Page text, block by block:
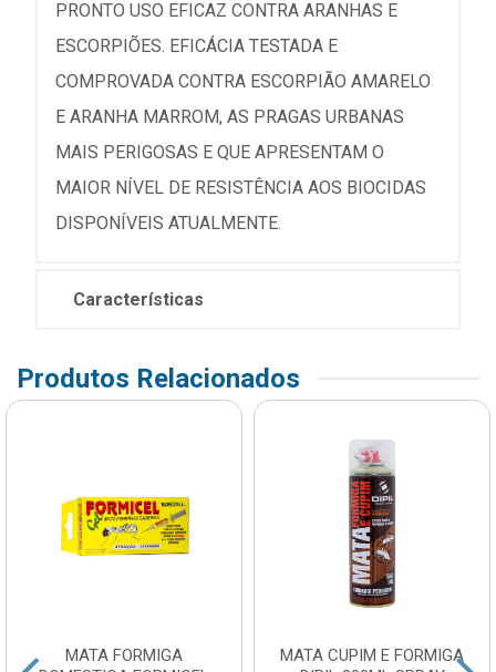
PRONTO USO EFICAZ CONTRA ARANHAS E
ESCORPIÕES. EFICÁCIA TESTADA E
COMPROVADA CONTRA ESCORPIÃO AMARELO
E ARANHA MARROM, AS PRAGAS URBANAS
MAIS PERIGOSAS E QUE APRESENTAM O
MAIOR NÍVEL DE RESISTÊNCIA AOS BIOCIDAS
DISPONÍVEIS ATUALMENTE.
Características
Produtos Relacionados
MATA FORMIGA
MATA CUPIM E FORMIGA